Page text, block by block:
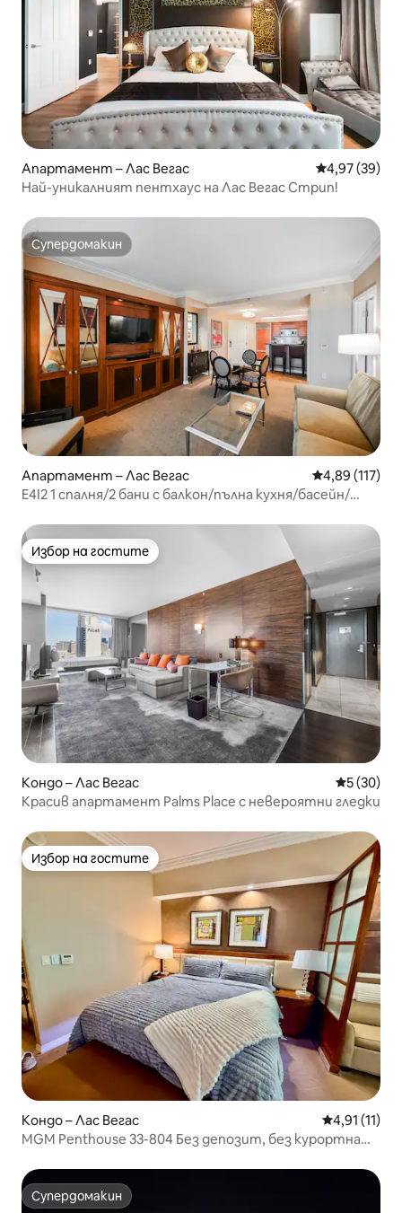
Апартамент – Лас Вегас Средна
4,97 (39)
Най-уникалният пентхаус на Лас Вегас Стрип!
Супердомакин
Супердомакин
Апартамент – Лас Вегас Средна
4,89 (117)
E4I2 1 спалня/2 бани с балкон/пълна кухня/басейн/
Избор на гостите
Избор на гостите
Кондо – Лас Вегас Средна
5 (30)
Красив апартамент Palms Place с невероятни гледки
Избор на гостите
Избор на гостите
Кондо – Лас Вегас Средна
4,91 (11)
MGM Penthouse 33-804 Без депозит, без курортна
Супердомакин
Супердомакин